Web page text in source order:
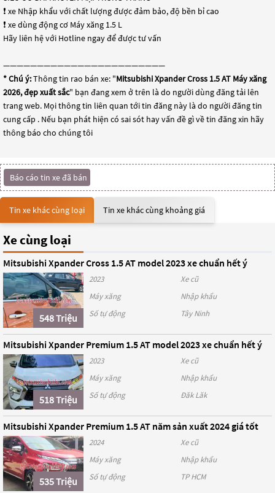
❗️ xe Nhập khẩu với chất lượng được đảm bảo, độ bền bỉ cao
❗️ xe dùng động cơ Máy xăng 1.5 L
Hãy liên hệ với Hotline ngay để được tư vấn
————————————————————————
* Chú ý:Thông tin rao bán xe: "Mitsubishi Xpander Cross 1.5 AT Máy xăng
2026, đẹp xuất sắc" bạn đang xem ở trên là do người dùng đăng tải lên
trang web. Mọi thông tin liên quan tới tin đăng này là do người đăng tin
cung cấp . Nếu bạn phát hiện có sai sót hay vấn đề gì về tin đăng xin hãy
thông báo cho chúng tôi
Báo cáo tin xe đã bán
Tin xe khác cùng loại Tin xe khác cùng khoảng giá
Xe cùng loại
Mitsubishi Xpander Cross 1.5 AT model 2023 xe chuẩn hết ý
548 Triệu
2023
Xe cũ
Máy xăng
Nhập khẩu
Số tự động
Tây Ninh
Mitsubishi Xpander Premium 1.5 AT model 2023 xe chuẩn hết ý
518 Triệu
2023
Xe cũ
Máy xăng
Nhập khẩu
Số tự động
Đăk Lăk
Mitsubishi Xpander Premium 1.5 AT năm sản xuất 2024 giá tốt
535 Triệu
2024
Xe cũ
Máy xăng
Nhập khẩu
Số tự động
TP HCM